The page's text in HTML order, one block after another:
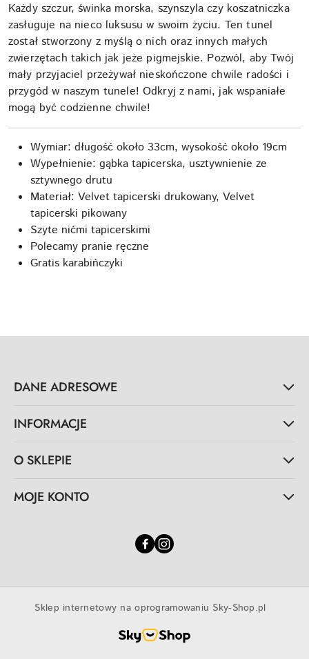
Każdy szczur, świnka morska, szynszyla czy koszatniczka
zasługuje na nieco luksusu w swoim życiu. Ten tunel
został stworzony z myślą o nich oraz innych małych
zwierzętach takich jak jeże pigmejskie. Pozwól, aby Twój
mały przyjaciel przeżywał nieskończone chwile radości i
przygód w naszym tunele! Odkryj z nami, jak wspaniałe
mogą być codzienne chwile!
Wymiar: długość około 33cm, wysokość około 19cm
Wypełnienie: gąbka tapicerska, usztywnienie ze
sztywnego drutu
Materiał: Velvet tapicerski drukowany, Velvet
tapicerski pikowany
Szyte nićmi tapicerskimi
Polecamy pranie ręczne
Gratis karabińczyki
DANE ADRESOWE
INFORMACJE
O SKLEPIE
MOJE KONTO
Sklep internetowy na oprogramowaniu Sky-Shop.pl